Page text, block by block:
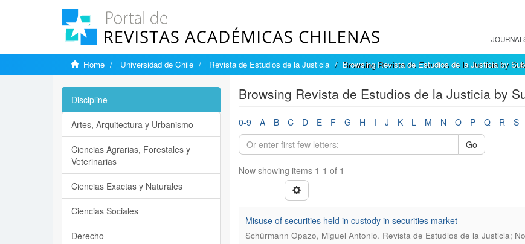
Home Universidad de Chile Revista de Estudios de la Justicia Browsing Revista de Estudios de la Justicia by
Browsing Revista de Estudios de la Justicia by
0-9 A B C D E F G H I J K L M N O P Q R S
Go
Now showing items 1-1 of 1
Misuse of securities held in custody in securities market
Schürmann Opazo, Miguel Antonio. Revista de Estudios de la Justicia;
Discipline
Artes, Arquitectura y Urbanismo
Ciencias Agrarias, Forestales y
Veterinarias
Ciencias Exactas y Naturales
Ciencias Sociales
Derecho